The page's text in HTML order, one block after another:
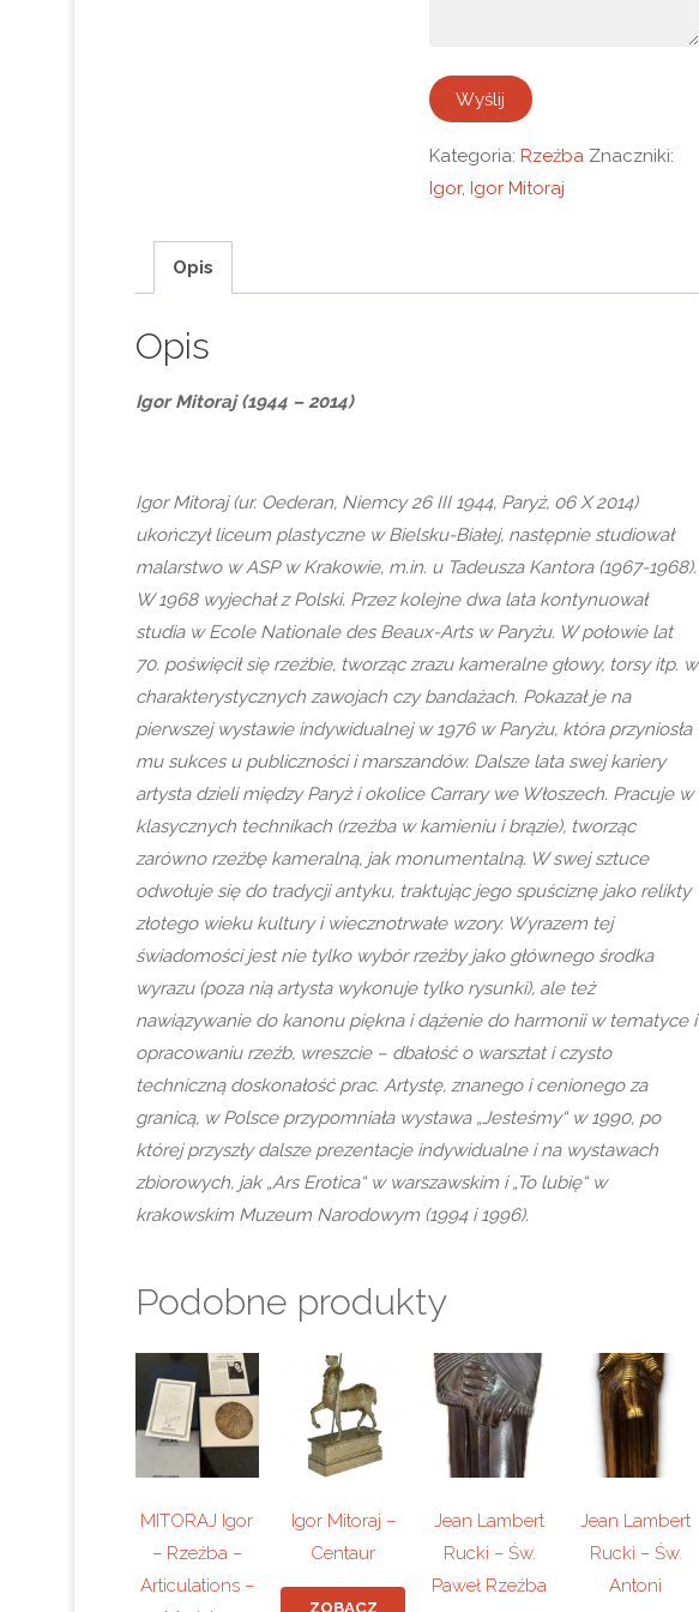
Kategoria: Rzeźba Znaczniki:
Igor, Igor Mitoraj
Opis
Opis
Igor Mitoraj (1944 – 2014)
Igor Mitoraj (ur. Oederan, Niemcy 26 III 1944, Paryż, 06 X 2014)
ukończył liceum plastyczne w Bielsku-Białej, następnie studiował
malarstwo w ASP w Krakowie, m.in. u Tadeusza Kantora (1967-1968).
W 1968 wyjechał z Polski. Przez kolejne dwa lata kontynuował
studia w Ecole Nationale des Beaux-Arts w Paryżu. W połowie lat
70. poświęcił się rzeźbie, tworząc zrazu kameralne głowy, torsy itp. w
charakterystycznych zawojach czy bandażach. Pokazał je na
pierwszej wystawie indywidualnej w 1976 w Paryżu, która przyniosła
mu sukces u publiczności i marszandów. Dalsze lata swej kariery
artysta dzieli między Paryż i okolice Carrary we Włoszech. Pracuje w
klasycznych technikach (rzeźba w kamieniu i brązie), tworząc
zarówno rzeźbę kameralną, jak monumentalną. W swej sztuce
odwołuje się do tradycji antyku, traktując jego spuściznę jako relikty
złotego wieku kultury i wiecznotrwałe wzory. Wyrazem tej
świadomości jest nie tylko wybór rzeźby jako głównego środka
wyrazu (poza nią artysta wykonuje tylko rysunki), ale też
nawiązywanie do kanonu piękna i dążenie do harmonii w tematyce i
opracowaniu rzeźb, wreszcie – dbałość o warsztat i czysto
techniczną doskonałość prac. Artystę, znanego i cenionego za
granicą, w Polsce przypomniała wystawa „Jesteśmy“ w 1990, po
której przyszły dalsze prezentacje indywidualne i na wystawach
zbiorowych, jak „Ars Erotica“ w warszawskim i „To lubię“ w
krakowskim Muzeum Narodowym (1994 i 1996).
Podobne produkty
MITORAJ Igor
– Rzeźba –
Articulations –
Igor Mitoraj –
Centaur
ZOBACZ
Jean Lambert
Rucki – Św.
Paweł Rzeźba
Jean Lambert
Rucki – Św.
Antoni